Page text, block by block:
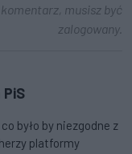
musisz być
zalogowany.
było by niezgodne z
platformy